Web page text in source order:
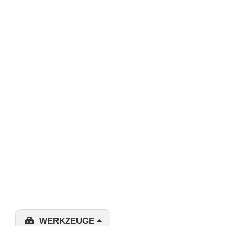
WERKZEUGE